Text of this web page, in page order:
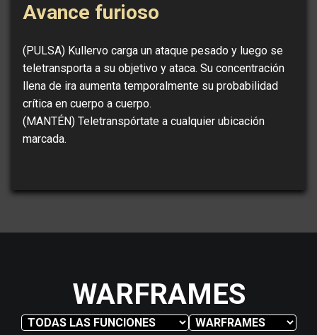
Avance furioso
(PULSA) Kullervo carga un ataque pesado y luego se
teletransporta a su objetivo y ataca. Su concentración
llena de ira aumenta temporalmente su probabilidad
crítica en cuerpo a cuerpo.
(MANTÉN) Teletranspórtate a cualquier ubicación
marcada.
WARFRAMES